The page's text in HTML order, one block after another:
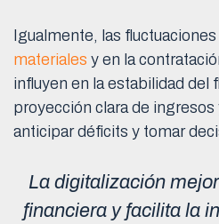
Igualmente, las
materiales y en la
influyen en la estabilidad del
proyección clara de
anticipar déficits y tomar
La digitalización
financiera y facilita la